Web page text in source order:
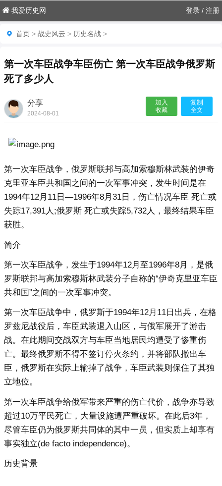
我爱历史网 登录 / 注册
首页 > 战史风云 > 历史名战 >
第一次车臣战争车臣伤亡 第一次车臣战争俄罗斯
死了多少人
分享
2024-08-01
加入
收藏
复制
全文
第一次车臣战争，俄罗斯联邦与高加索穆斯林武装的伊奇
克里亚车臣共和国之间的一次军事冲突，发生时间是在
1994年12月11日—1996年8月31日，伤亡情况车臣 死亡或
失踪17,391人;俄罗斯 死亡或失踪5,732人，最终结果车臣
获胜。
简介
第一次车臣战争，发生于1994年12月至1996年8月，是俄
罗斯联邦与高加索穆斯林武装分子自称的“伊奇克里亚车臣
共和国”之间的一次军事冲突。
第一次车臣战争中，俄罗斯于1994年12月11日出兵，在格
罗兹尼战役后，车臣武装退入山区，与俄军展开了游击
战。在此期间交战双方与车臣当地居民均遭受了惨重伤
亡。最终俄罗斯不得不签订停火条约，并将部队撤出车
臣，俄罗斯在实际上输掉了战争，车臣武装则保住了其独
立地位。
第一次车臣战争给俄军带来严重的伤亡代价，战争亦导致
超过10万平民死亡，大量设施遭严重破坏。在此后3年，
尽管车臣仍为俄罗斯共同体的其中一员，但实质上却享有
事实独立(de facto independence)。
历史背景